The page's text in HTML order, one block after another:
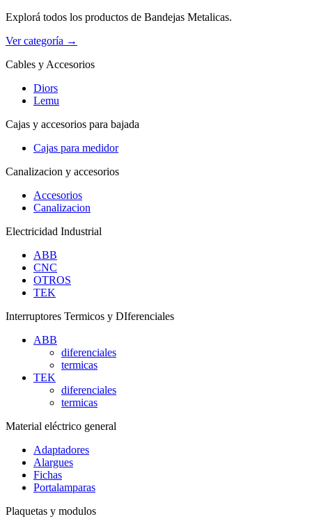
Explorá todos los productos de Bandejas Metalicas.
Ver categoría →
Cables y Accesorios
Diors
Lemu
Cajas y accesorios para bajada
Cajas para medidor
Canalizacion y accesorios
Accesorios
Canalizacion
Electricidad Industrial
ABB
CNC
OTROS
TEK
Interruptores Termicos y DIferenciales
ABB
diferenciales
termicas
TEK
diferenciales
termicas
Material eléctrico general
Adaptadores
Alargues
Fichas
Portalamparas
Plaquetas y modulos